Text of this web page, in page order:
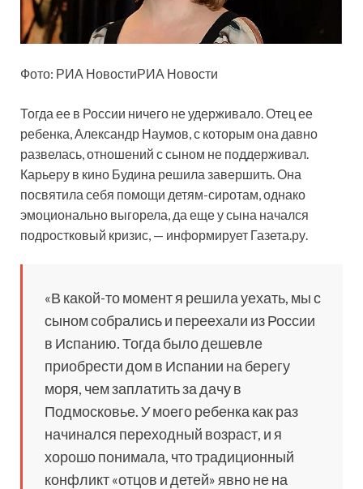
Фото: РИА НовостиРИА Новости
Тогда ее в России ничего не удерживало. Отец ее
ребенка, Александр Наумов, с которым она давно
развелась, отношений с сыном не поддерживал.
Карьеру в кино Будина решила завершить. Она
посвятила себя помощи детям-сиротам, однако
эмоционально выгорела, да еще у сына начался
подростковый кризис, — информирует Газета.ру.
«В какой-то момент я решила уехать, мы с
сыном собрались и переехали из России
в Испанию. Тогда было дешевле
приобрести дом в Испании на берегу
моря, чем заплатить за дачу в
Подмосковье. У моего ребенка как раз
начинался переходный возраст, и я
хорошо понимала, что традиционный
конфликт «отцов и детей» явно не на